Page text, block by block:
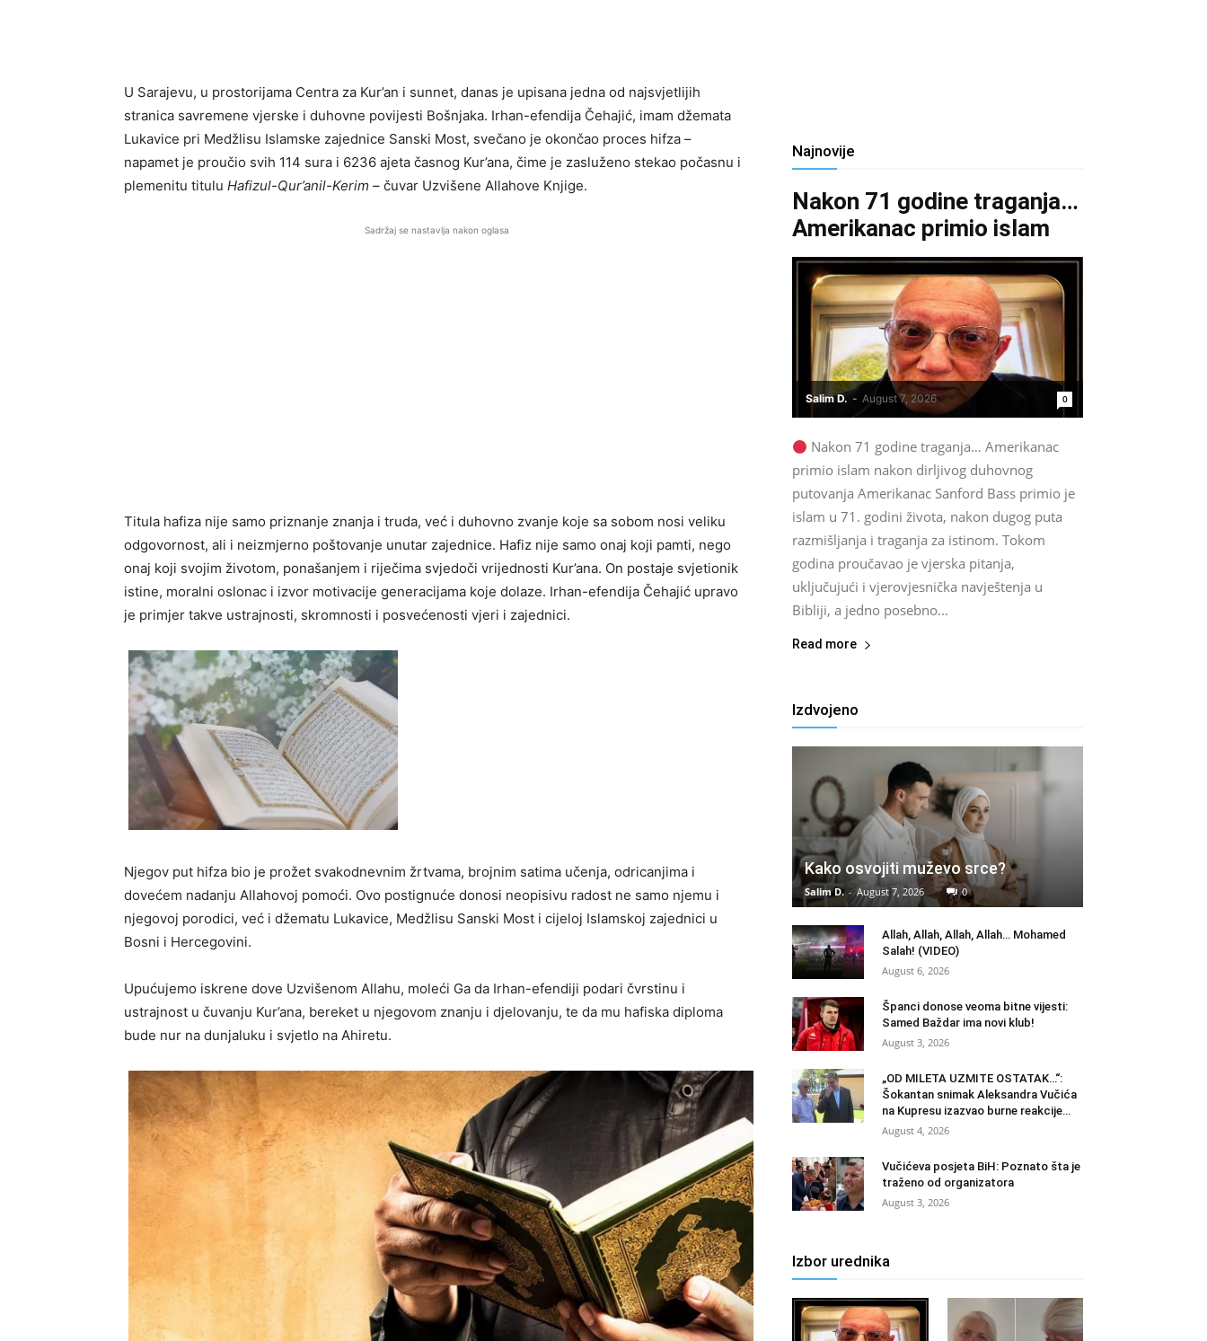
U Sarajevu, u prostorijama Centra za Kur’an i sunnet, danas je upisana jedna od najsvjetlijih
stranica savremene vjerske i duhovne povijesti Bošnjaka. Irhan-efendija Čehajić, imam džemata
Lukavice pri Medžlisu Islamske zajednice Sanski Most, svečano je okončao proces hifza –
napamet je proučio svih 114 sura i 6236 ajeta časnog Kur’ana, čime je zasluženo stekao počasnu i
plemenitu titulu Hafizul-Qur’anil-Kerim – čuvar Uzvišene Allahove Knjige.
Sadržaj se nastavlja nakon oglasa
Titula hafiza nije samo priznanje znanja i truda, već i duhovno zvanje koje sa sobom nosi veliku
odgovornost, ali i neizmjerno poštovanje unutar zajednice. Hafiz nije samo onaj koji pamti, nego
onaj koji svojim životom, ponašanjem i riječima svjedoči vrijednosti Kur’ana. On postaje svjetionik
istine, moralni oslonac i izvor motivacije generacijama koje dolaze. Irhan-efendija Čehajić upravo
je primjer takve ustrajnosti, skromnosti i posvećenosti vjeri i zajednici.
Njegov put hifza bio je prožet svakodnevnim žrtvama, brojnim satima učenja, odricanjima i
dovećem nadanju Allahovoj pomoći. Ovo postignuće donosi neopisivu radost ne samo njemu i
njegovoj porodici, već i džematu Lukavice, Medžlisu Sanski Most i cijeloj Islamskoj zajednici u
Bosni i Hercegovini.
Upućujemo iskrene dove Uzvišenom Allahu, moleći Ga da Irhan-efendiji podari čvrstinu i
ustrajnost u čuvanju Kur’ana, bereket u njegovom znanju i djelovanju, te da mu hafiska diploma
bude nur na dunjaluku i svjetlo na Ahiretu.
Najnovije
Nakon 71 godine traganja…
Amerikanac primio islam
Salim D. - August 7, 2026 0
Nakon 71 godine traganja… Amerikanac
primio islam nakon dirljivog duhovnog
putovanja Amerikanac Sanford Bass primio je
islam u 71. godini života, nakon dugog puta
razmišljanja i traganja za istinom. Tokom
godina proučavao je vjerska pitanja,
uključujući i vjerovjesnička navještenja u
Bibliji, a jedno posebno...
Read more
Izdvojeno
Kako osvojiti muževo srce?
Salim D. - August 7, 2026 0
Allah, Allah, Allah, Allah… Mohamed
Salah! (VIDEO)
August 6, 2026
Španci donose veoma bitne vijesti:
Samed Baždar ima novi klub!
August 3, 2026
„OD MILETA UZMITE OSTATAK…“:
Šokantan snimak Aleksandra Vučića
na Kupresu izazvao burne reakcije…
August 4, 2026
Vučićeva posjeta BiH: Poznato šta je
traženo od organizatora
August 3, 2026
Izbor urednika